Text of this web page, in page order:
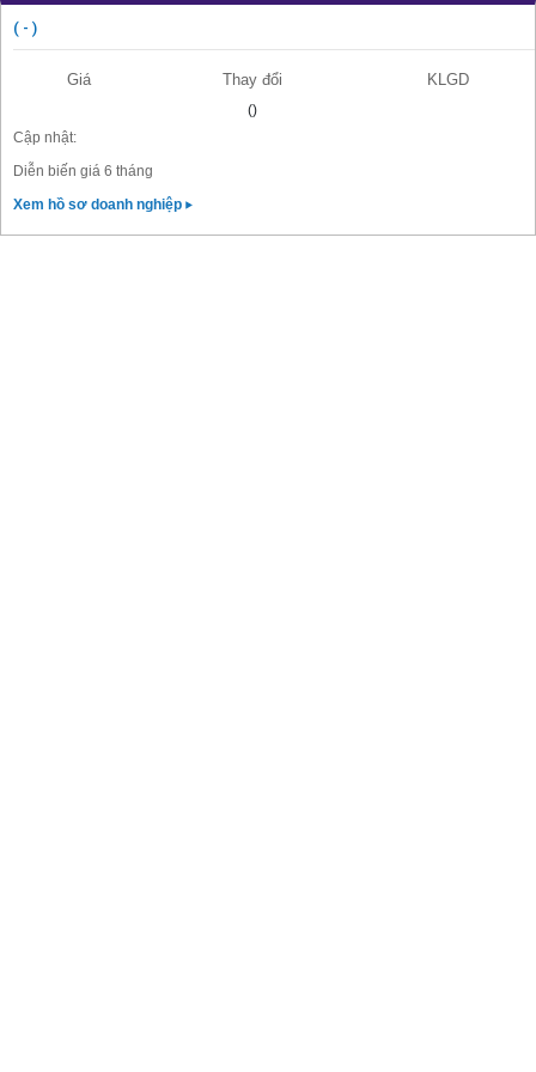
( - )
Giá Thay đổi KLGD
()
Cập nhật:
Diễn biến giá 6 tháng
Xem hồ sơ doanh nghiệp